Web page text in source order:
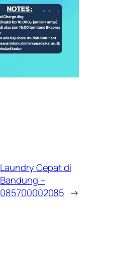
Laundry Cepat di
Bandung –
085700002085 →